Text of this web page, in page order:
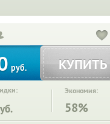
руб. КУПИТЬ
Экономия:
58%